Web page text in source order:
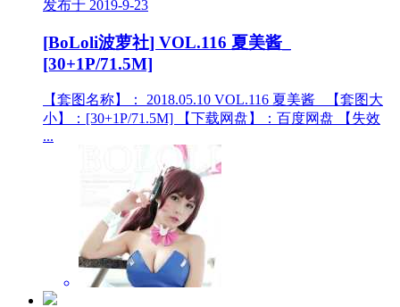
发布于 2019-9-23
[BoLoli波萝社] VOL.116 夏美酱_
[30+1P/71.5M]
【套图名称】： 2018.05.10 VOL.116 夏美酱_ 【套图大
小】：[30+1P/71.5M] 【下载网盘】：百度网盘 【失效
...